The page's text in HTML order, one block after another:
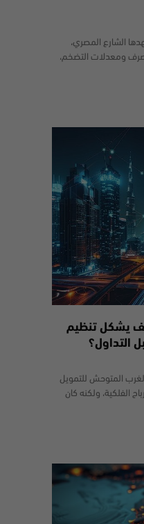
الشارع المصري،
ومعدلات التضخم،
يشكل تنظيم
التداول؟
المتوحش للتمويل
الفلكية، ولكنه كان